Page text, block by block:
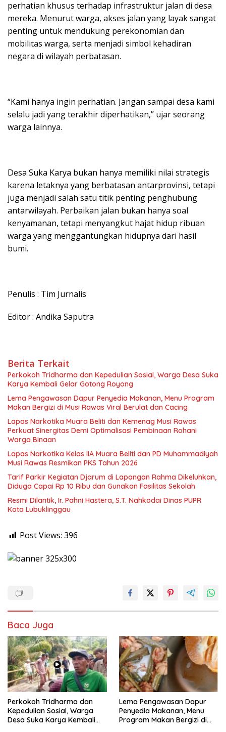
perhatian khusus terhadap infrastruktur jalan di desa
mereka. Menurut warga, akses jalan yang layak sangat
penting untuk mendukung perekonomian dan
mobilitas warga, serta menjadi simbol kehadiran
negara di wilayah perbatasan.
“Kami hanya ingin perhatian. Jangan sampai desa kami
selalu jadi yang terakhir diperhatikan,” ujar seorang
warga lainnya.
Desa Suka Karya bukan hanya memiliki nilai strategis
karena letaknya yang berbatasan antarprovinsi, tetapi
juga menjadi salah satu titik penting penghubung
antarwilayah. Perbaikan jalan bukan hanya soal
kenyamanan, tetapi menyangkut hajat hidup ribuan
warga yang menggantungkan hidupnya dari hasil
bumi.
Penulis : Tim Jurnalis
Editor : Andika Saputra
Berita Terkait
Perkokoh Tridharma dan Kepedulian Sosial, Warga Desa Suka
Karya Kembali Gelar Gotong Royong
Lema Pengawasan Dapur Penyedia Makanan, Menu Program
Makan Bergizi di Musi Rawas Viral Berulat dan Cacing
Lapas Narkotika Muara Beliti dan Kemenag Musi Rawas
Perkuat Sinergitas Demi Optimalisasi Pembinaan Rohani
Warga Binaan
Lapas Narkotika Kelas IIA Muara Beliti dan PD Muhammadiyah
Musi Rawas Resmikan PKS Tahun 2026
Tarif Parkir Kegiatan Djarum di Lapangan Rahma Dikeluhkan,
Diduga Capai Rp 10 Ribu dan Gunakan Fasilitas Sekolah
Resmi Dilantik, Ir. Pahni Hastera, S.T. Nahkodai Dinas PUPR
Kota Lubuklinggau
Post Views: 396
Baca Juga
Perkokoh Tridharma dan
Kepedulian Sosial, Warga
Desa Suka Karya Kembali
Lema Pengawasan Dapur
Penyedia Makanan, Menu
Program Makan Bergizi di